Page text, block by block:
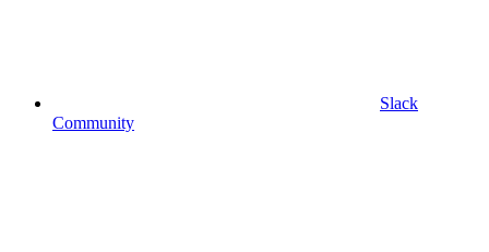
Slack
Community